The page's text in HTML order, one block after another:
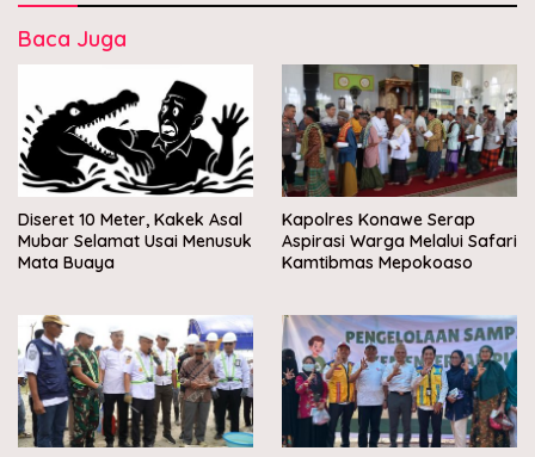
Baca Juga
Diseret 10 Meter, Kakek Asal
Mubar Selamat Usai Menusuk
Mata Buaya
Kapolres Konawe Serap
Aspirasi Warga Melalui Safari
Kamtibmas Mepokoaso